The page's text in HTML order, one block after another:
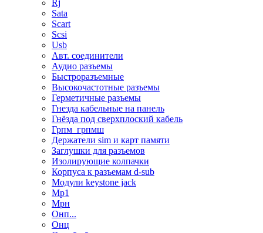
Rj
Sata
Scart
Scsi
Usb
Авт. соединители
Аудио разъемы
Быстроразъемные
Высокочастотные разъемы
Герметичные разъемы
Гнезда кабельные на панель
Гнёзда под сверхплоский кабель
Грпм_грпмш
Держатели sim и карт памяти
Заглушки для разъемов
Изолирующие колпачки
Корпуса к разъемам d-sub
Модули keystone jack
Мр1
Мрн
Онп...
Онц